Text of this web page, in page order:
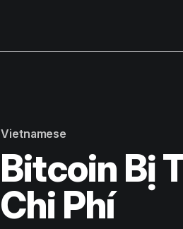
Vietnamese
Bitcoin Bị
Chi Phí